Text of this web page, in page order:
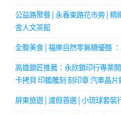
公益路聚餐│永春東路花市旁│精
舍人文茶館
全聯美食│福樂自然零無糖優酪
高雄鎖匠推薦：永欣鎖印行專業
卡拷貝 印鑑雕刻 刻印章 汽車晶
屏東旅遊│渡假首選│小琉球套裝